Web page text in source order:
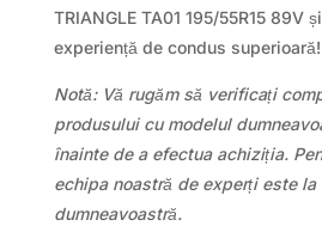
TRIANGLE TA01 195/55R15 89V
experiență de condus superioară!
Notă: Vă rugăm să verificați
produsului cu modelul
înainte de a efectua achiziția.
echipa noastră de experți este
dumneavoastră.